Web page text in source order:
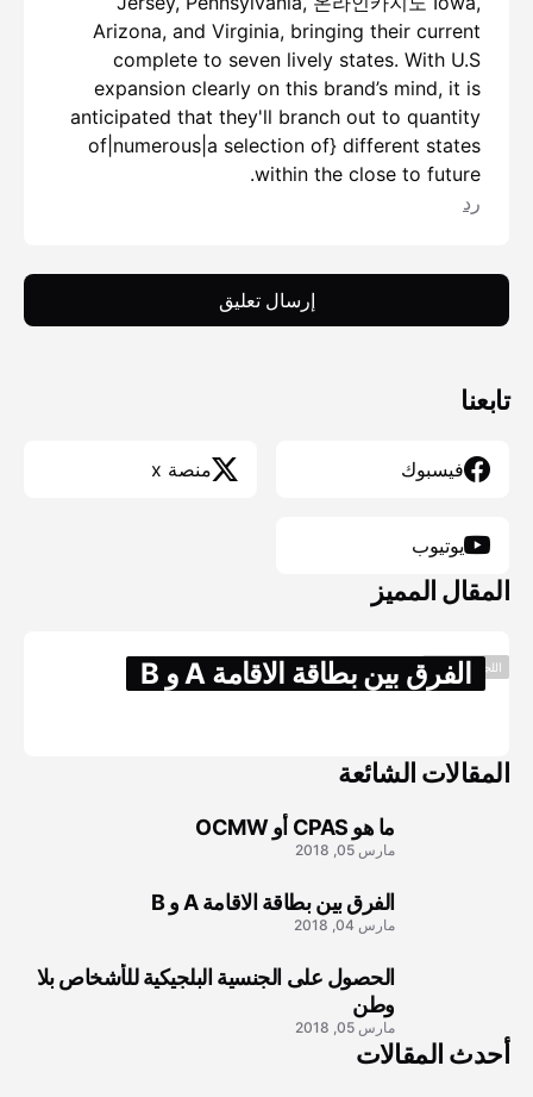
Arizona, and Virginia, bringing their current
complete to seven lively states. With U.S
expansion clearly on this brand’s mind, it is
anticipated that they'll branch out to quantity
of|numerous|a selection of} different states
within the close to future.
رد
إرسال تعليق
تابعنا
فيسبوك منصة x
يوتيوب
المقال المميز
اللجوء والهجرهالفرق بين بطاقة الاقامة A و B
المقالات الشائعة
ما هو CPAS أو OCMW
مارس 05, 2018
الفرق بين بطاقة الاقامة A و B
مارس 04, 2018
الحصول على الجنسية البلجيكية للأشخاص بلا
وطن
مارس 05, 2018
أحدث المقالات